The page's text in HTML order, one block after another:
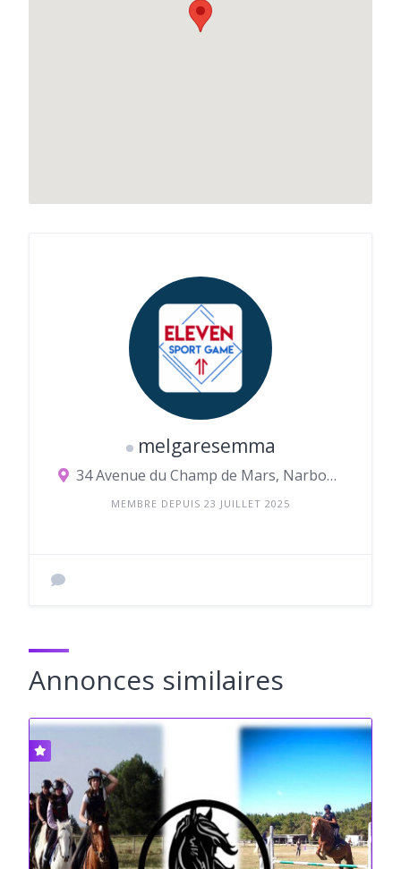
melgaresemma
34 Avenue du Champ de Mars, Narbonne
MEMBRE DEPUIS 23 JUILLET 2025
Annonces similaires